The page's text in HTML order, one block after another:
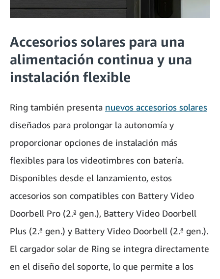
Accesorios solares para una
alimentación continua y una
instalación flexible
Ring también presenta nuevos accesorios solares
diseñados para prolongar la autonomía y
proporcionar opciones de instalación más
flexibles para los videotimbres con batería.
Disponibles desde el lanzamiento, estos
accesorios son compatibles con Battery Video
Doorbell Pro (2.ª gen.), Battery Video Doorbell
Plus (2.ª gen.) y Battery Video Doorbell (2.ª gen.).
El cargador solar de Ring se integra directamente
en el diseño del soporte, lo que permite a los